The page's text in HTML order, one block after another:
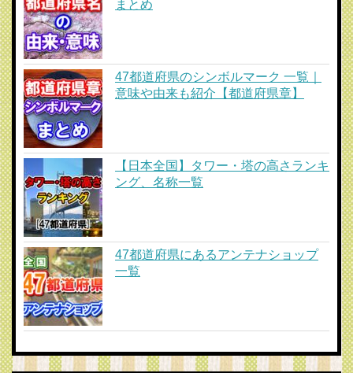
まとめ
47都道府県のシンボルマーク 一覧｜
意味や由来も紹介【都道府県章】
【日本全国】タワー・塔の高さランキ
ング、名称一覧
47都道府県にあるアンテナショップ
一覧